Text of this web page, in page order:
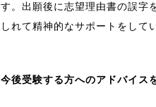
す。出願後に志望理由書の誤字
しれて精神的なサポートをして
今後受験する方へのアドバイス